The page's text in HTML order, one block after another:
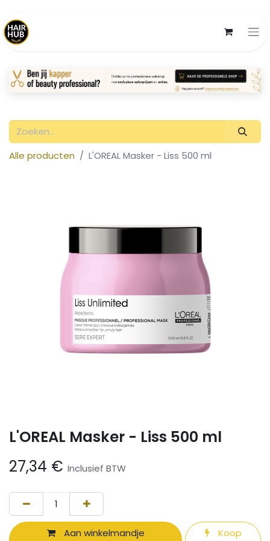
Alle producten L'OREAL Masker - Liss 500 ml
L'OREAL Masker - Liss 500 ml
27,34 € Inclusief BTW
Aan winkelmandje
Koop